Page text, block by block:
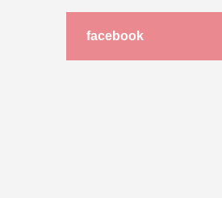
facebook